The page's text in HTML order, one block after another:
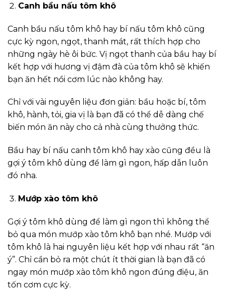
Canh bầu nấu tôm khô
Canh bầu nấu tôm khô hay bí nấu tôm khô cũng
cực kỳ ngon, ngọt, thanh mát, rất thích hợp cho
những ngày hè ôi bức. Vị ngọt thanh của bầu hay bí
kết hợp với hương vị đậm đà của tôm khô sẽ khiến
bạn ăn hết nồi cơm lúc nào không hay.
Chỉ với vài nguyên liệu đơn giản: bầu hoặc bí, tôm
khô, hành, tỏi, gia vị là bạn đã có thể dễ dàng chế
biến món ăn này cho cả nhà cùng thưởng thức.
Bầu hay bí nấu canh tôm khô hay xào cũng đều là
gợi ý tôm khô dùng để làm gì ngon, hấp dẫn luôn
đó nha.
Mướp xào tôm khô
Gợi ý tôm khô dùng để làm gì ngon thì không thể
bỏ qua món mướp xào tôm khô bạn nhé. Mướp với
tôm khô là hai nguyên liệu kết hợp với nhau rất “ăn
ý”. Chỉ cần bỏ ra một chút ít thời gian là bạn đã có
ngay món mướp xào tôm khô ngon đúng điệu, ăn
tốn cơm cực kỳ.